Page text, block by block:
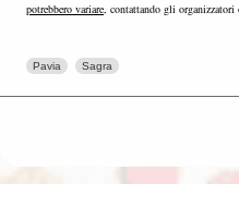
potrebbero variare, contattando gli
Pavia Sagra